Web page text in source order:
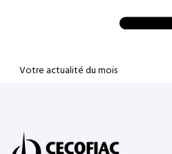
Votre actualité du mois